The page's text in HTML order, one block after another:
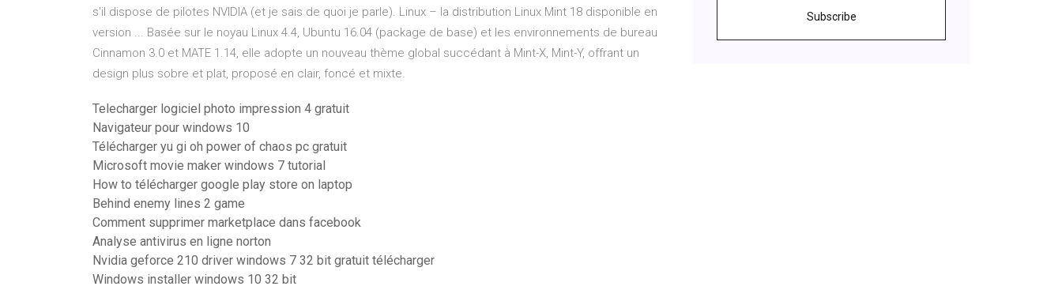
s'il dispose de pilotes NVIDIA (et je sais de quoi je parle). Linux – la distribution Linux Mint 18 disponible en
version ... Basée sur le noyau Linux 4.4, Ubuntu 16.04 (package de base) et les environnements de bureau
Cinnamon 3.0 et MATE 1.14, elle adopte un nouveau thème global succédant à Mint-X, Mint-Y, offrant un
design plus sobre et plat, proposé en clair, foncé et mixte.
Telecharger logiciel photo impression 4 gratuit
Navigateur pour windows 10
Télécharger yu gi oh power of chaos pc gratuit
Microsoft movie maker windows 7 tutorial
How to télécharger google play store on laptop
Behind enemy lines 2 game
Comment supprimer marketplace dans facebook
Analyse antivirus en ligne norton
Nvidia geforce 210 driver windows 7 32 bit gratuit télécharger
Windows installer windows 10 32 bit
Subscribe